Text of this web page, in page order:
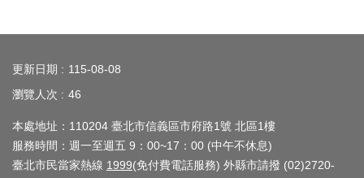
與
導
圈
廊
更新日期
115-08-08
瀏覽人次
46
本處地址：110204 臺北市信義區市府路1號 北區1樓
服務時間：週一至週五 9：00~17：00 (中午不休息)
臺北市民當家熱線 1999(免付費電話服務) 外縣市請撥 (02)2720-